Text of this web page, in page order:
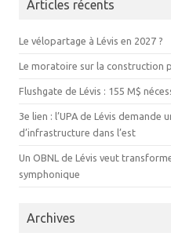
Articles récents
Le vélopartage à Lévis en 2027 ?
Le moratoire sur la construction
Flushgate de Lévis : 155 M$
3e lien : l’UPA de Lévis
d’infrastructure dans l’est
Un OBNL de Lévis veut
symphonique
Archives